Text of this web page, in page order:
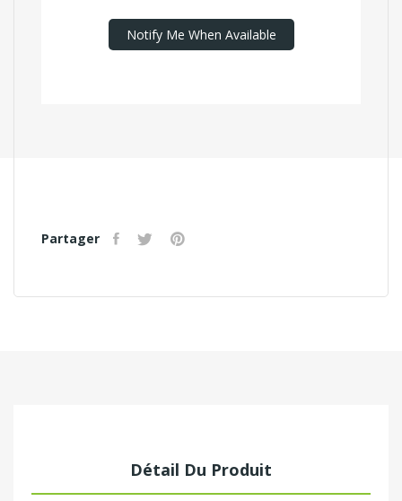
Notify Me When Available
Partager
Détail Du Produit